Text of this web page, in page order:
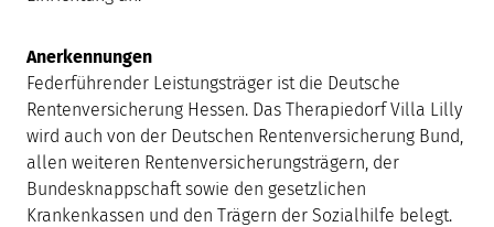
Anerkennungen
Federführender Leistungsträger ist die Deutsche
Rentenversicherung Hessen. Das Therapiedorf Villa Lilly
wird auch von der Deutschen Rentenversicherung Bund,
allen weiteren Rentenversicherungsträgern, der
Bundesknappschaft sowie den gesetzlichen
Krankenkassen und den Trägern der Sozialhilfe belegt.